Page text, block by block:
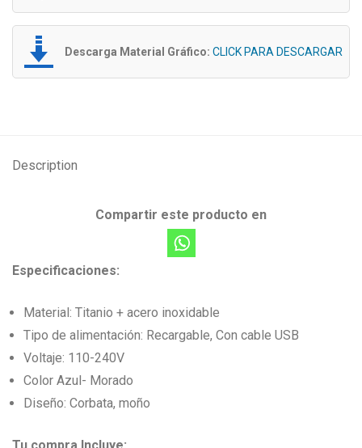
Descarga Material Gráfico: CLICK PARA DESCARGAR
Description
Compartir este producto en
Especificaciones:
Material: Titanio + acero inoxidable
Tipo de alimentación: Recargable, Con cable USB
Voltaje: 110-240V
Color Azul- Morado
Diseño: Corbata, moño